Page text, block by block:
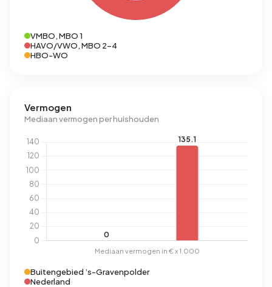
VMBO, MBO 1
HAVO/VWO, MBO 2-4
HBO-WO
Vermogen
Mediaan vermogen per huishouden
Buitengebied ’s-Gravenpolder
Nederland